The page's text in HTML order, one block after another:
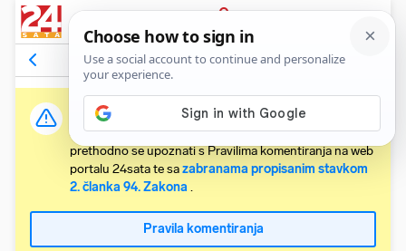
PRIJAVA
Komentari1 Relevantni
Važna obavijest:
Svaki korisnik koji želi komentirati članke obvezan je
prethodno se upoznati s Pravilima komentiranja na web
portalu 24sata te sazabranama propisanim stavkom
2. članka 94. Zakona .
Pravila komentiranja